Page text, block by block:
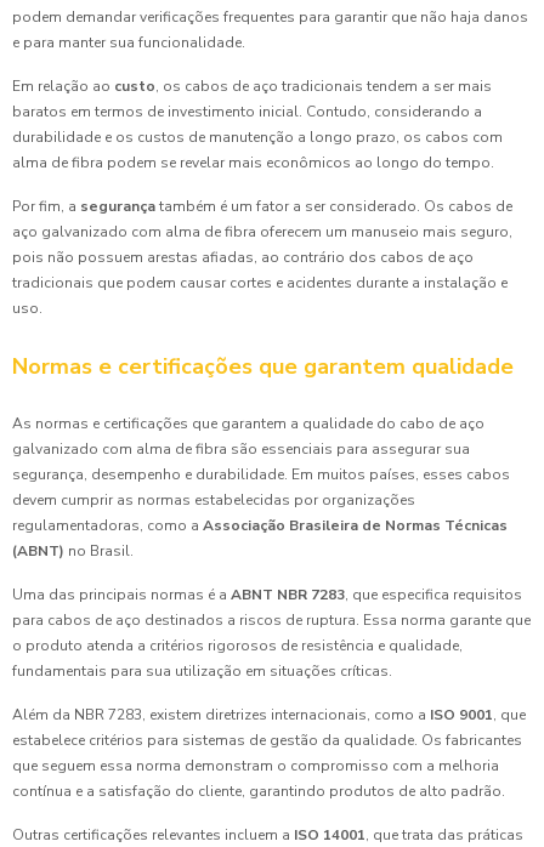
podem demandar verificações frequentes para garantir que não haja danos
e para manter sua funcionalidade.
Em relação ao custo, os cabos de aço tradicionais tendem a ser mais
baratos em termos de investimento inicial. Contudo, considerando a
durabilidade e os custos de manutenção a longo prazo, os cabos com
alma de fibra podem se revelar mais econômicos ao longo do tempo.
Por fim, a segurançatambém é um fator a ser considerado. Os cabos de
aço galvanizado com alma de fibra oferecem um manuseio mais seguro,
pois não possuem arestas afiadas, ao contrário dos cabos de aço
tradicionais que podem causar cortes e acidentes durante a instalação e
uso.
Normas e certificações que garantem qualidade
As normas e certificações que garantem a qualidade do cabo de aço
galvanizado com alma de fibra são essenciais para assegurar sua
segurança, desempenho e durabilidade. Em muitos países, esses cabos
devem cumprir as normas estabelecidas por organizações
regulamentadoras, como a Associação Brasileira de Normas Técnicas
(ABNT) no Brasil.
Uma das principais normas é a ABNT NBR 7283, que especifica requisitos
para cabos de aço destinados a riscos de ruptura. Essa norma garante que
o produto atenda a critérios rigorosos de resistência e qualidade,
fundamentais para sua utilização em situações críticas.
Além da NBR 7283, existem diretrizes internacionais, como a ISO 9001, que
estabelece critérios para sistemas de gestão da qualidade. Os fabricantes
que seguem essa norma demonstram o compromisso com a melhoria
contínua e a satisfação do cliente, garantindo produtos de alto padrão.
Outras certificações relevantes incluem a ISO 14001, que trata das práticas